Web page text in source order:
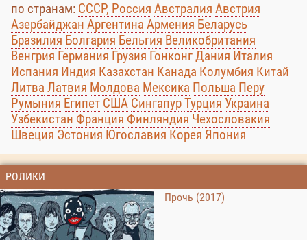
по странам: СССР, Россия Австралия Австрия
Азербайджан Аргентина Армения Беларусь
Бразилия Болгария Бельгия Великобритания
Венгрия Германия Грузия ГонконгДания Италия
Испания Индия Казахстан Канада Колумбия Китай
Литва Латвия Молдова Мексика Польша Перу
Румыния Египет США СингапурТурция Украина
Узбекистан Франция Финляндия Чехословакия
Швеция Эстония Югославия Корея Япония
РОЛИКИ
Прочь (2017)